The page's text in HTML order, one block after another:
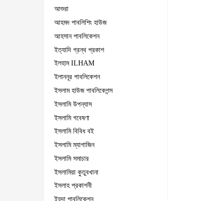
আশুরা
আহমদ পাবলিশিং হাউজ
আহসান পাবলিকেশন
ইত্যাদি গ্রন্থ প্রকাশ
ইলহাম ILHAM
ইলাননূর পাবলিকেশন
ইসলাম হাউজ পাবলিকেশন্স
ইসলামি উপন্যাস
ইসলামি গবেষণা
ইসলামি বিবিধ বই
ইসলামি ম্যাগাজিন
ইসলামি সমাচার
ইসলামিয়া কুতুবখানা
ইসলাহ প্রকাশনী
ইহদা পাবলিকেশন